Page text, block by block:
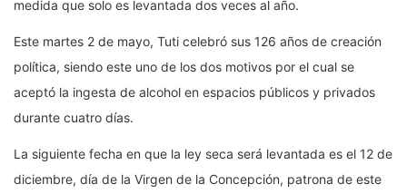
medida que solo es levantada dos veces al año.
Este martes 2 de mayo, Tuti celebró sus 126 años de creación
política, siendo este uno de los dos motivos por el cual se
aceptó la ingesta de alcohol en espacios públicos y privados
durante cuatro días.
La siguiente fecha en que la ley seca será levantada es el 12 de
diciembre, día de la Virgen de la Concepción, patrona de este